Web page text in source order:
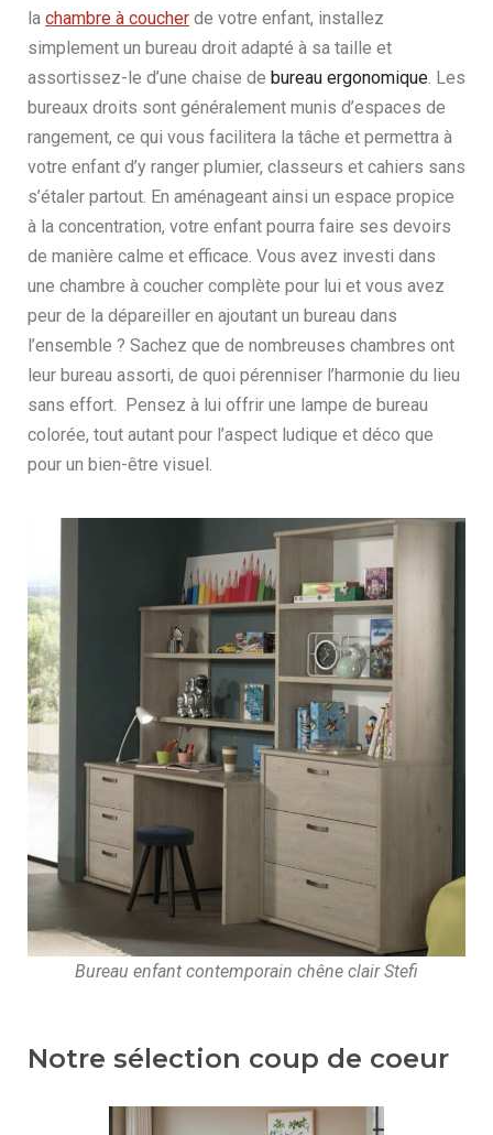
la chambre à coucher de votre enfant, installez
simplement un bureau droit adapté à sa taille et
assortissez-le d’une chaise de bureau ergonomique. Les
bureaux droits sont généralement munis d’espaces de
rangement, ce qui vous facilitera la tâche et permettra à
votre enfant d’y ranger plumier, classeurs et cahiers sans
s’étaler partout. En aménageant ainsi un espace propice
à la concentration, votre enfant pourra faire ses devoirs
de manière calme et efficace. Vous avez investi dans
une chambre à coucher complète pour lui et vous avez
peur de la dépareiller en ajoutant un bureau dans
l’ensemble ? Sachez que de nombreuses chambres ont
leur bureau assorti, de quoi pérenniser l’harmonie du lieu
sans effort. Pensez à lui offrir une lampe de bureau
colorée, tout autant pour l’aspect ludique et déco que
pour un bien-être visuel.
Bureau enfant contemporain chêne clair Stefi
Notre sélection coup de coeur